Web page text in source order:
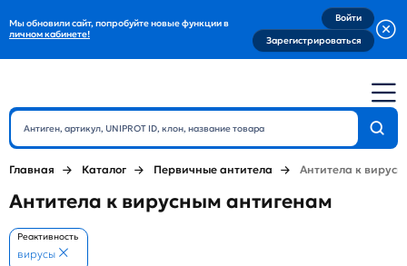
Мы обновили сайт, попробуйте новые функции в
личном кабинете!
Войти
Зарегистрироваться
Главная Каталог Первичные антитела Антитела к
Антитела к вирусным антигенам
Реактивность
вирусы